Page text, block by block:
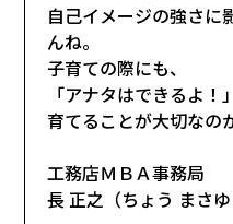
自己イメージの強さに
んね。
子育ての際にも、
「アナタはできるよ！
育てることが大切なの
工務店ＭＢＡ事務局
長 正之（ちょう まさゆ